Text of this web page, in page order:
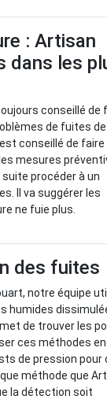
: Artisan
dans les
conseillé de
de fuites de
conseillé de faire
mesures
suite procéder à un
Il va suggérer les
ne fuie plus.
des fuites
notre équipe
humides
de trouver les
ces méthodes
de pression pour
méthode que
la détection soit